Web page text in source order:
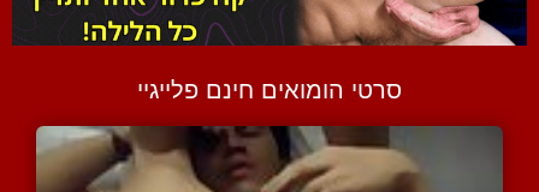
סרטי הומואים חינם פלייגיי